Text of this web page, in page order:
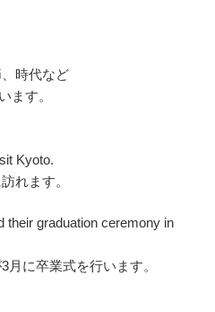
時代など
ます。
Kyoto.
れます。
their graduation ceremony in
月に卒業式を行います。